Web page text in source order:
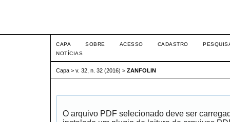
CAPA SOBRE ACESSO CADASTRO
NOTÍCIAS
Capa > v. 32, n. 32 (2016) > ZANFOLIN
O arquivo PDF selecionado deve ser